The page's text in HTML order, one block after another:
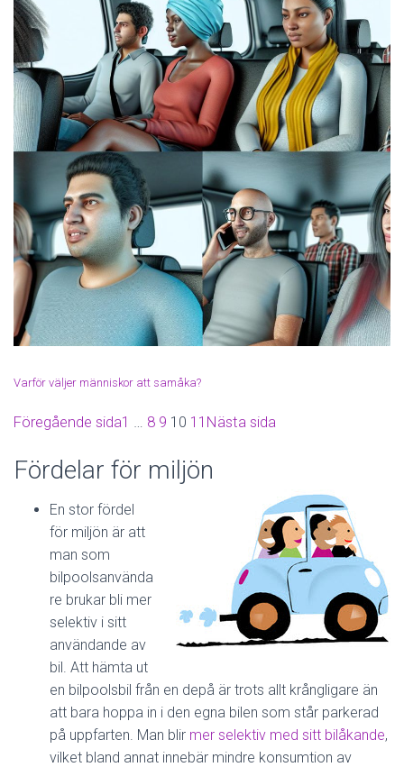
Varför väljer människor att samåka?
Föregående sida1 … 8 9 10 11 Nästa sida
Fördelar för miljön
En stor fördel
för miljön är att
man som
bilpoolsanvända
re brukar bli mer
selektiv i sitt
användande av
bil. Att hämta ut
en bilpoolsbil från en depå är trots allt krångligare än
att bara hoppa in i den egna bilen som står parkerad
på uppfarten. Man blir mer selektiv med sitt bilåkande,
vilket bland annat innebär mindre konsumtion av